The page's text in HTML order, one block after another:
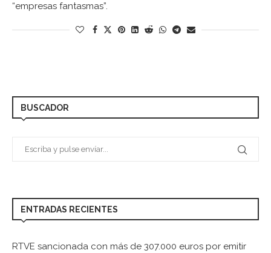
“empresas fantasmas”.
BUSCADOR
ENTRADAS RECIENTES
RTVE sancionada con más de 307.000 euros por emitir